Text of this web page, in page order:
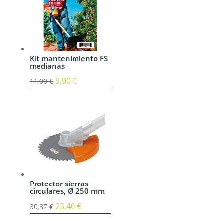
Kit mantenimiento FS
medianas
11,00€ El
11,00 €.
9,90€El
9,90 €.
Protector sierras
circulares, Ø 250 mm
30,37€ El
23,40€El